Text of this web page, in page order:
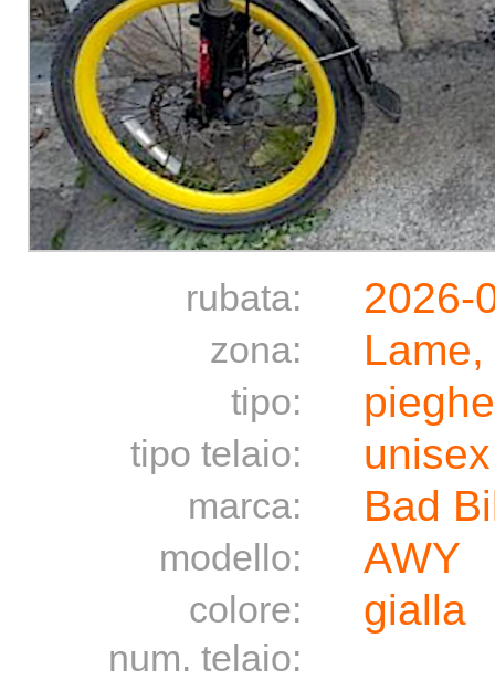
rubata: 2026-
zona:
tipo:
tipo telaio: unisex
marca: Bad
modello: AWY
colore: gialla
num. telaio: